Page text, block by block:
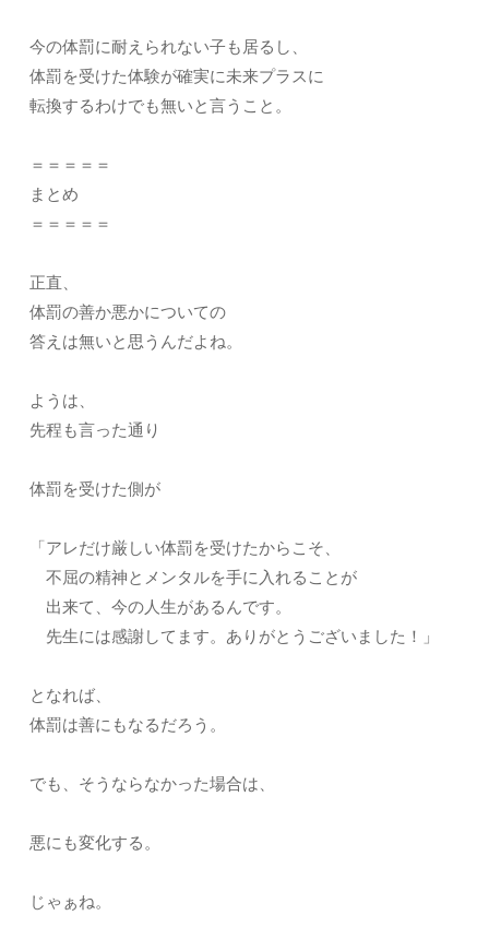
今の体罰に耐えられない子も居るし、
体罰を受けた体験が確実に未来プラスに
転換するわけでも無いと言うこと。
＝＝＝＝＝
まとめ
＝＝＝＝＝
正直、
体罰の善か悪かについての
答えは無いと思うんだよね。
ようは、
先程も言った通り
体罰を受けた側が
「アレだけ厳しい体罰を受けたからこそ、
不屈の精神とメンタルを手に入れることが
出来て、今の人生があるんです。
先生には感謝してます。ありがとうございました！」
となれば、
体罰は善にもなるだろう。
でも、そうならなかった場合は、
悪にも変化する。
じゃぁね。